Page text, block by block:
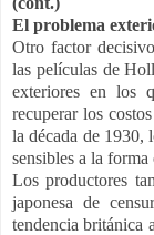
El problema
Otro factor
las películas de
exteriores en los
recuperar los
la década de 1930,
sensibles a la
Los productores
japonesa de
tendencia británica